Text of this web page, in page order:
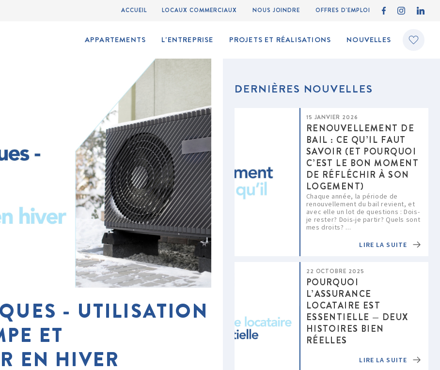
ACCUEIL LOCAUX COMMERCIAUX NOUS JOINDRE OFFRES D'EMPLOI
APPARTEMENTS L'ENTREPRISE PROJETS ET RÉALISATIONS NOUVELLES
- UTILISATION
ET
EN HIVER
DERNIÈRES NOUVELLES
15 JANVIER 2026
RENOUVELLEMENT DE
BAIL : CE QU’IL FAUT
SAVOIR (ET POURQUOI
C’EST LE BON MOMENT
DE RÉFLÉCHIR À SON
LOGEMENT)
Chaque année, la période de
renouvellement du bail revient, et
avec elle un lot de questions : Dois-
je rester? Dois-je partir? Quels sont
mes droits? ...
LIRE LA SUITE
22 OCTOBRE 2025
POURQUOI
L’ASSURANCE
LOCATAIRE EST
ESSENTIELLE — DEUX
HISTOIRES BIEN
RÉELLES
LIRE LA SUITE